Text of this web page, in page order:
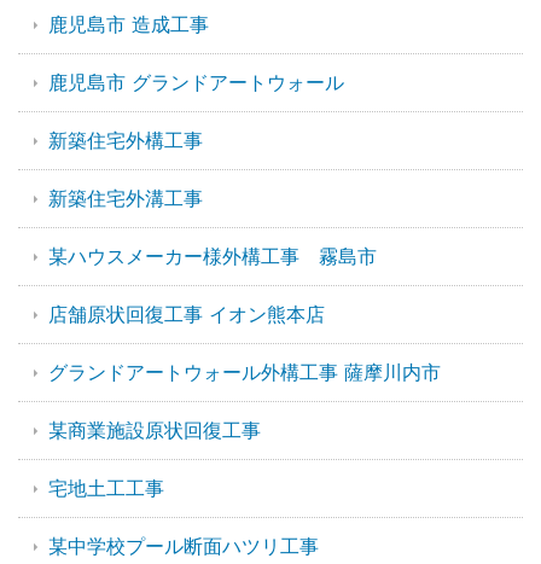
鹿児島市 造成工事
鹿児島市 グランドアートウォール
新築住宅外構工事
新築住宅外溝工事
某ハウスメーカー様外構工事 霧島市
店舗原状回復工事 イオン熊本店
グランドアートウォール外構工事 薩摩川内市
某商業施設原状回復工事
宅地土工工事
某中学校プール断面ハツリ工事